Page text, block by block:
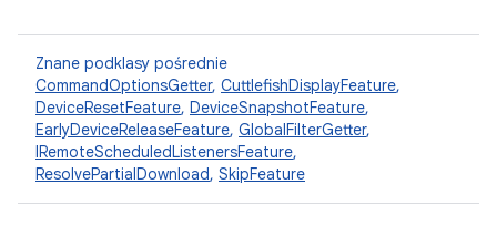
Znane podklasy pośrednie
CommandOptionsGetter, CuttlefishDisplayFeature,
DeviceResetFeature, DeviceSnapshotFeature,
EarlyDeviceReleaseFeature, GlobalFilterGetter,
IRemoteScheduledListenersFeature,
ResolvePartialDownload, SkipFeature